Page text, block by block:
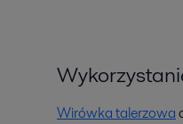
Wirówka talerzowa